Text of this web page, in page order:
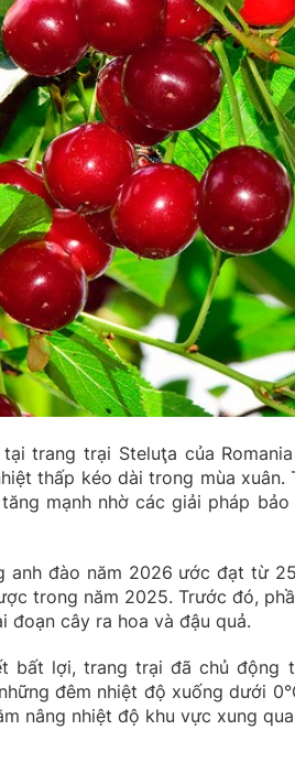
trang trại Steluţa của
thấp kéo dài trong mùa xuân.
mạnh nhờ các giải pháp
anh đào năm 2026 ước đạt từ
trong năm 2025. Trước đó,
cây ra hoa và đậu quả.
lợi, trang trại đã chủ động
đêm nhiệt độ xuống dưới
nâng nhiệt độ khu vực xung